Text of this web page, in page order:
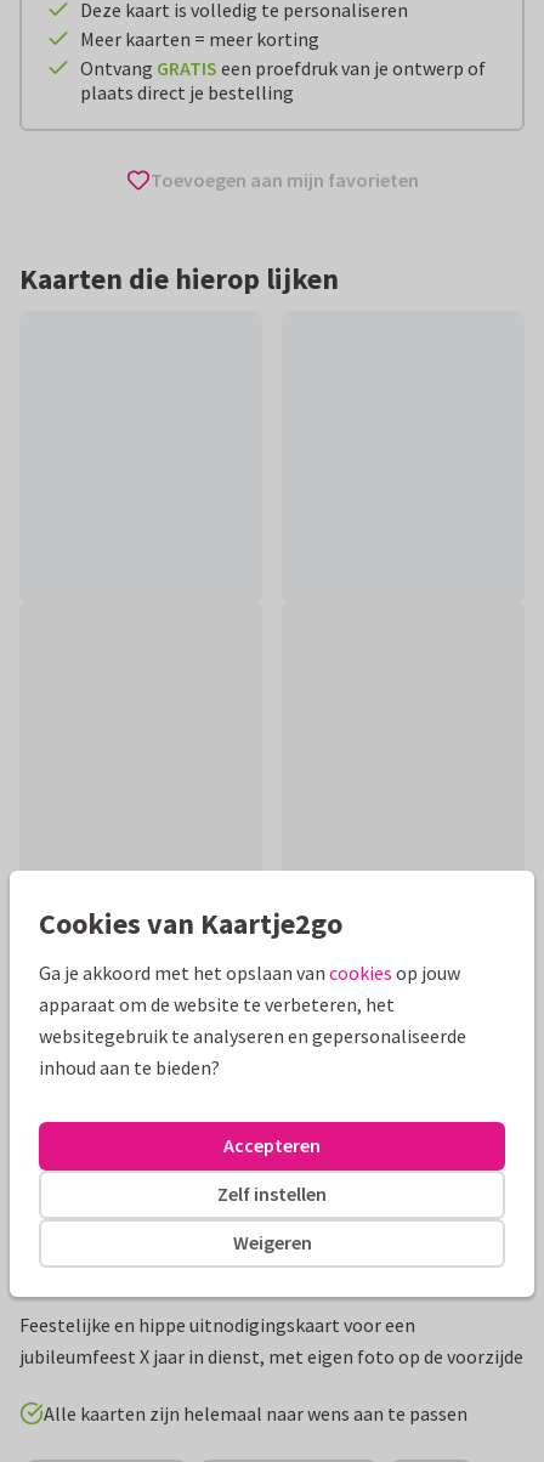
Deze kaart is volledig te personaliseren
Meer kaarten = meer korting
Ontvang GRATIS een proefdruk van je ontwerp of
plaats direct je bestelling
Toevoegen aan mijn favorieten
Kaarten die hierop lijken
Mooie extra's bij je kaart
Feestelijke en hippe uitnodigingskaart voor een
jubileumfeest X jaar in dienst, met eigen foto op de voorzijde
Alle kaarten zijn helemaal naar wens aan te passen
Cookies van Kaartje2go
Ga je akkoord met het opslaan van cookies op jouw
apparaat om de website te verbeteren, het
websitegebruik te analyseren en gepersonaliseerde
inhoud aan te bieden?
Weigeren
Zelf instellen
Accepteren